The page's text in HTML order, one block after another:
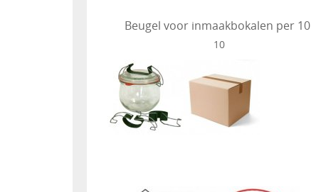
Beugel voor inmaakbokalen per 10
10